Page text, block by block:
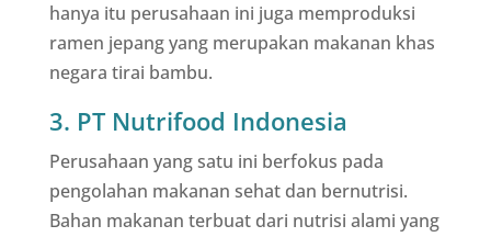
hanya itu perusahaan ini juga memproduksi
ramen jepang yang merupakan makanan khas
negara tirai bambu.
3. PT Nutrifood Indonesia
Perusahaan yang satu ini berfokus pada
pengolahan makanan sehat dan bernutrisi.
Bahan makanan terbuat dari nutrisi alami yang